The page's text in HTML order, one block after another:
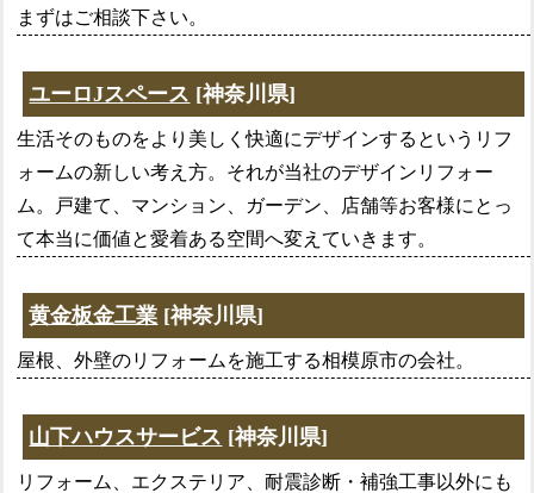
まずはご相談下さい。
ユーロJスペース [神奈川県]
生活そのものをより美しく快適にデザインするというリフ
ォームの新しい考え方。それが当社のデザインリフォー
ム。戸建て、マンション、ガーデン、店舗等お客様にとっ
て本当に価値と愛着ある空間へ変えていきます。
黄金板金工業 [神奈川県]
屋根、外壁のリフォームを施工する相模原市の会社。
山下ハウスサービス [神奈川県]
リフォーム、エクステリア、耐震診断・補強工事以外にも